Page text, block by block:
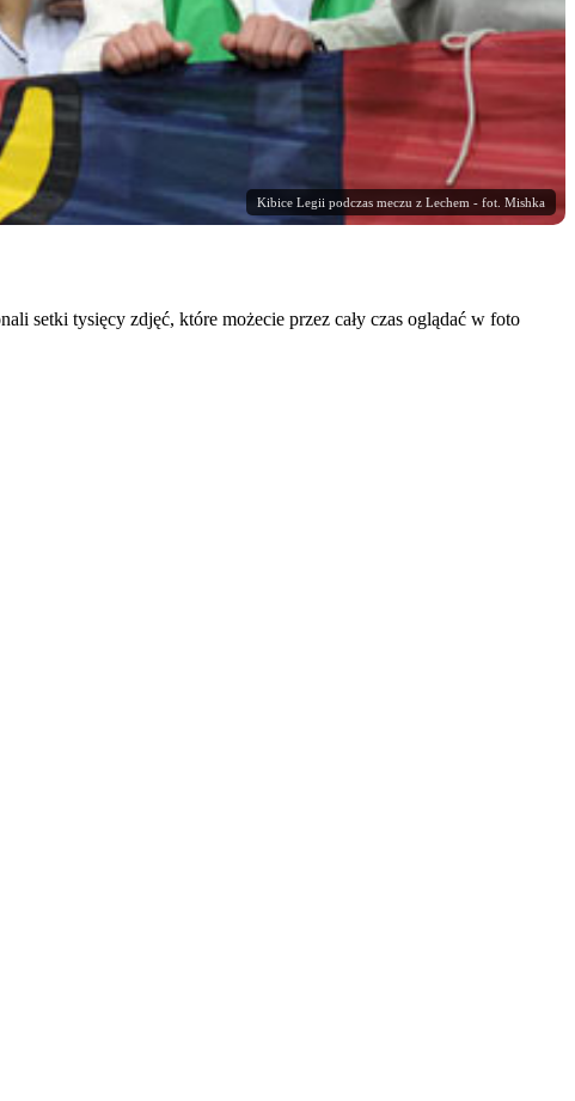
Kibice Legii podczas meczu z Lechem - fot. Mishka
setki tysięcy zdjęć, które możecie przez cały czas oglądać w foto